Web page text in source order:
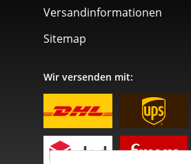
Versandinformationen
Sitemap
Wir versenden mit: